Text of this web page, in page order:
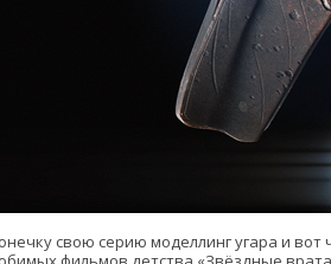
свою серию моделлинг угара и вот